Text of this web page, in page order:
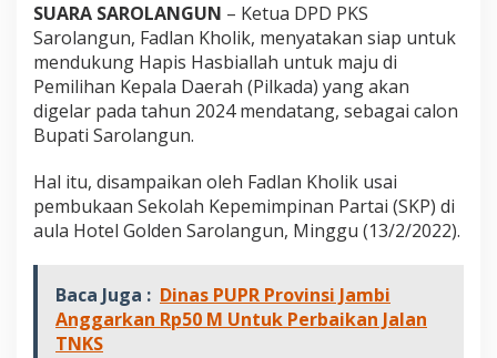
l
k
a
d
a
2
SUARA SAROLANGUN – Ketua DPD PKS
Sarolangun, Fadlan Kholik, menyatakan siap untuk
mendukung Hapis Hasbiallah untuk maju di
Pemilihan Kepala Daerah (Pilkada) yang akan
digelar pada tahun 2024 mendatang, sebagai calon
Bupati Sarolangun.
Hal itu, disampaikan oleh Fadlan Kholik usai
pembukaan Sekolah Kepemimpinan Partai (SKP) di
aula Hotel Golden Sarolangun, Minggu (13/2/2022).
Baca Juga : Dinas PUPR Provinsi Jambi
Anggarkan Rp50 M Untuk Perbaikan Jalan
TNKS